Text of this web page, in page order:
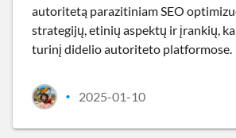
autoritetą parazitiniam SEO
strategijų, etinių aspektų ir įrankių,
turinį didelio autoriteto platformose.
• 2025-01-10